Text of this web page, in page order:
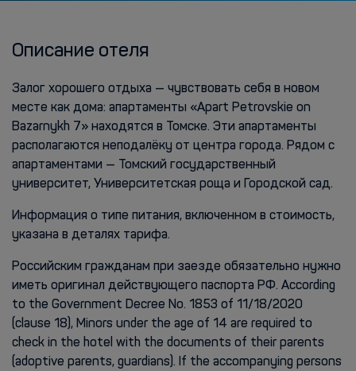
Описание отеля
Залог хорошего отдыха — чувствовать себя в новом
месте как дома: апартаменты «Apart Petrovskie on
Bazarnykh 7» находятся в Томске. Эти апартаменты
располагаются неподалёку от центра города. Рядом с
апартаментами — Томский государственный
университет, Университетская роща и Городской сад.
Информация о типе питания, включенном в стоимость,
указана в деталях тарифа.
Российским гражданам при заезде обязательно нужно
иметь оригинал действующего паспорта РФ. According
to the Government Decree No. 1853 of 11/18/2020
(clause 18), Minors under the age of 14 are required to
check in the hotel with the documents of their parents
(adoptive parents, guardians). If the accompanying persons